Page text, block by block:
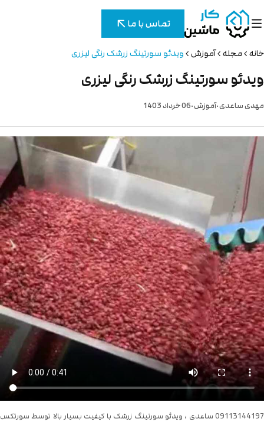
تماس با ما
خانه مجله آموزش ویدئو سورتینگ زرشک رنگی لیزری
ویدئو سورتینگ زرشک رنگی لیزری
مهدی ساعدی.آموزش.06 خرداد 1403
09113144197 ساعدی ، ویدئو سورتینگ زرشک با کیفیت بسیار بالا توسط سورتکس